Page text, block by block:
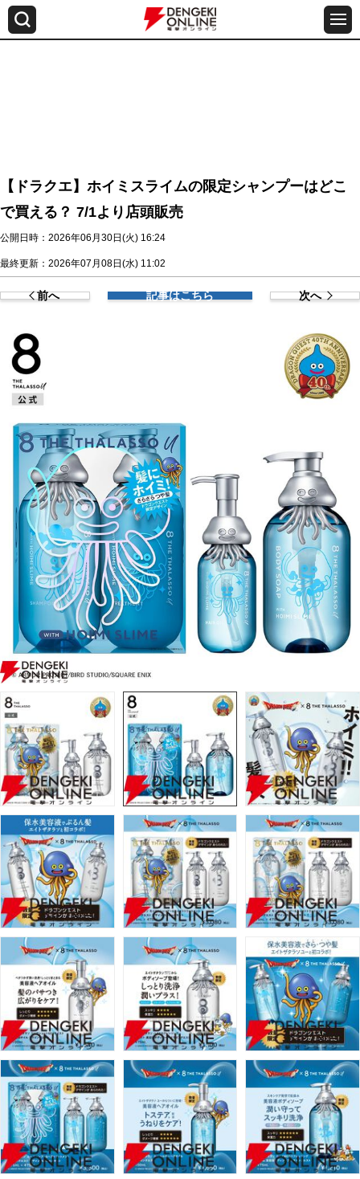
【ドラクエ】ホイミスライムの限定シャンプーはどこ
で買える？ 7/1より店頭販売
公開日時：2026年06月30日(火) 16:24
最終更新：2026年07月08日(水) 11:02
前へ 記事はこちら 次へ